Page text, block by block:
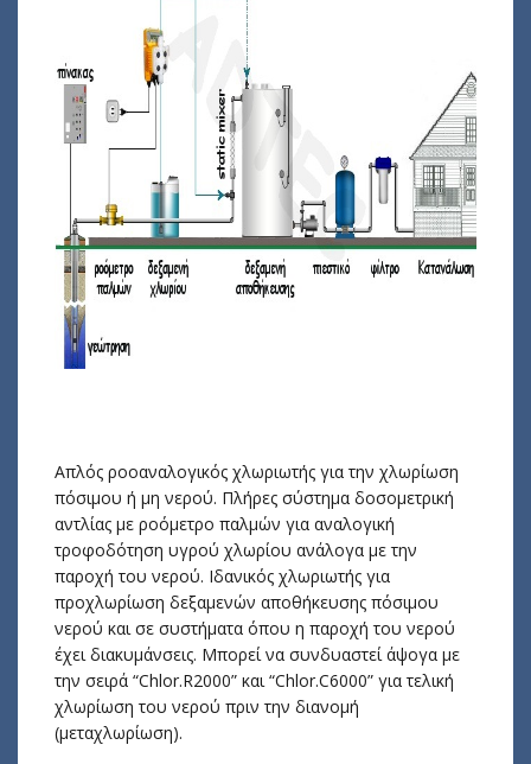
Απλός ροοαναλογικός χλωριωτής για την χλωρίωση
πόσιμου ή μη νερού. Πλήρες σύστημα δοσομετρική
αντλίας με ροόμετρο παλμών για αναλογική
τροφοδότηση υγρού χλωρίου ανάλογα με την
παροχή του νερού. Ιδανικός χλωριωτής για
προχλωρίωση δεξαμενών αποθήκευσης πόσιμου
νερού και σε συστήματα όπου η παροχή του νερού
έχει διακυμάνσεις. Μπορεί να συνδυαστεί άψογα με
την σειρά “Chlor.R2000” και “Chlor.C6000” για τελική
χλωρίωση του νερού πριν την διανομή
(μεταχλωρίωση).